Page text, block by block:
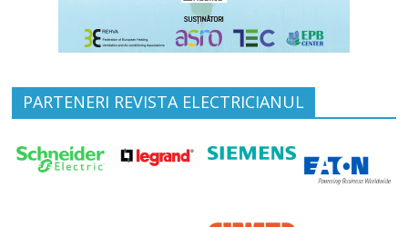
PARTENERI REVISTA ELECTRICIANUL